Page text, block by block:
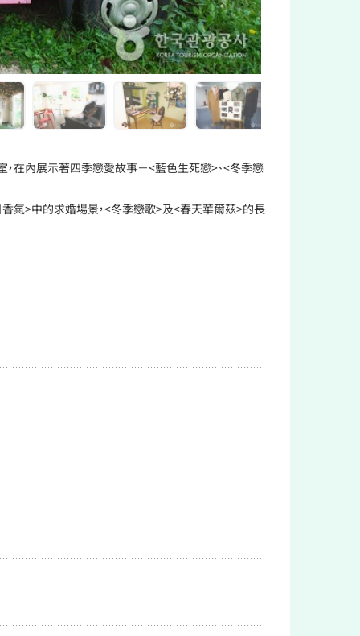
在內展示著四季戀愛故事－<藍色生死戀>、<冬季戀
氣>中的求婚場景，<冬季戀歌>及<春天華爾茲>的長